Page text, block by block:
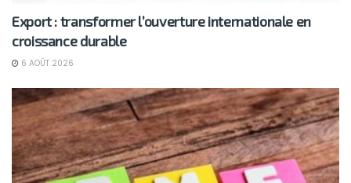
Export : transformer l’ouverture internationale en
croissance durable
6 AOÛT 2026